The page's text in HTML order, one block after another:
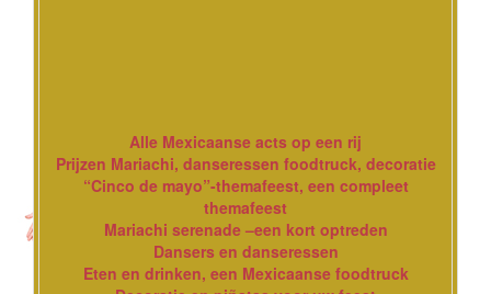
Alle Mexicaanse acts op een rij
Prijzen Mariachi, danseressen foodtruck, decoratie
“Cinco de mayo”-themafeest, een compleet
themafeest
Mariachi serenade –een kort optreden
Dansers en danseressen
Eten en drinken, een Mexicaanse foodtruck